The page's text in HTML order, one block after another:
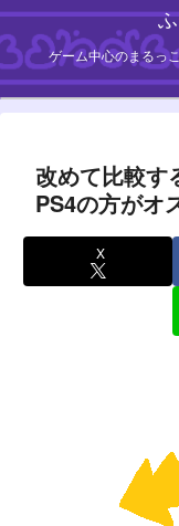
ゲーム中心のまるっ
改めて比較
PS4の方がオ
X